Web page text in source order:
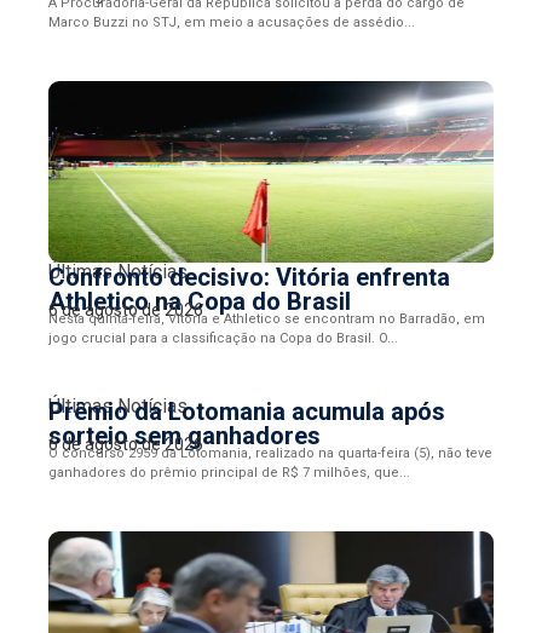
Marco Buzzi no STJ, em meio a acusações de assédio...
Últimas Notícias
Confronto decisivo: Vitória enfrenta
Athletico na Copa do Brasil
6 de agosto de 2026
Nesta quinta-feira, Vitória e Athletico se encontram no Barradão, em
jogo crucial para a classificação na Copa do Brasil. O...
Últimas Notícias
Prêmio da Lotomania acumula após
sorteio sem ganhadores
6 de agosto de 2026
O concurso 2959 da Lotomania, realizado na quarta-feira (5), não teve
ganhadores do prêmio principal de R$ 7 milhões, que...